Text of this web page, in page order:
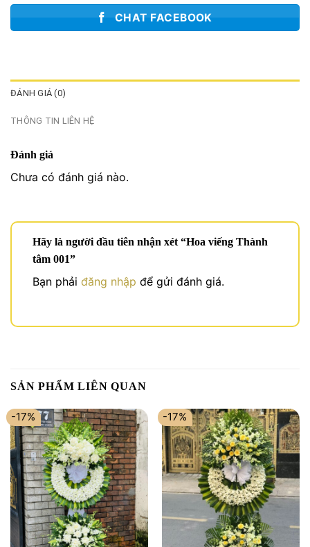
CHAT FACEBOOK
ĐÁNH GIÁ (0)
THÔNG TIN LIÊN HỆ
Đánh giá
Chưa có đánh giá nào.
Hãy là người đầu tiên nhận xét “Hoa viếng Thành
tâm 001”
Bạn phải đăng nhập để gửi đánh giá.
SẢN PHẨM LIÊN QUAN
-17% -17%